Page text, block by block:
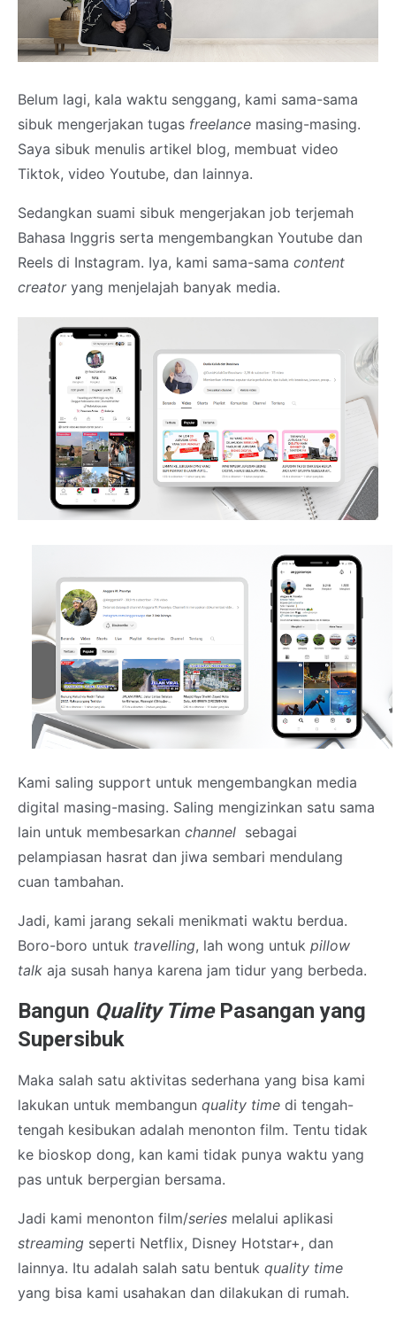
Belum lagi, kala waktu senggang, kami sama-sama
sibuk mengerjakan tugas freelance masing-masing.
Saya sibuk menulis artikel blog, membuat video
Tiktok, video Youtube, dan lainnya.
Sedangkan suami sibuk mengerjakan job terjemah
Bahasa Inggris serta mengembangkan Youtube dan
Reels di Instagram. Iya, kami sama-sama content
creatoryang menjelajah banyak media.
Kami saling support untuk mengembangkan media
digital masing-masing. Saling mengizinkan satu sama
lain untuk membesarkan channel sebagai
pelampiasan hasrat dan jiwa sembari mendulang
cuan tambahan.
Jadi, kami jarang sekali menikmati waktu berdua.
Boro-boro untuk travelling, lah wong untuk pillow
talk aja susah hanya karena jam tidur yang berbeda.
Bangun Quality TimePasangan yang
Supersibuk
Maka salah satu aktivitas sederhana yang bisa kami
lakukan untuk membangun quality time di tengah-
tengah kesibukan adalah menonton film. Tentu tidak
ke bioskop dong, kan kami tidak punya waktu yang
pas untuk berpergian bersama.
Jadi kami menonton film/series melalui aplikasi
streaming seperti Netflix, Disney Hotstar+, dan
lainnya. Itu adalah salah satu bentuk quality time
yang bisa kami usahakan dan dilakukan di rumah.